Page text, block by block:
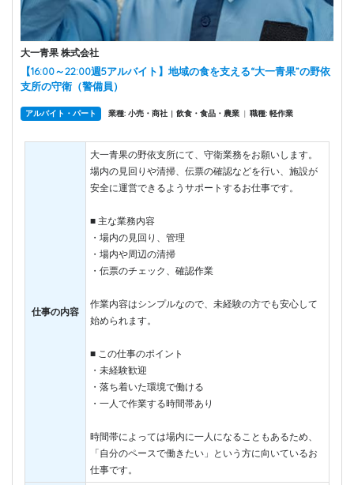
大一青果 株式会社
【16:00～22:00週5アルバイト】地域の食を支える“大一青果”の野依
支所の守衛（警備員）
アルバイト・パート 業種: 小売・商社 | 飲食・食品・農業 | 職種: 軽作業
仕事の内容
大一青果の野依支所にて、守衛業務をお願いします。
場内の見回りや清掃、伝票の確認などを行い、施設が
安全に運営できるようサポートするお仕事です。
■ 主な業務内容
・場内の見回り、管理
・場内や周辺の清掃
・伝票のチェック、確認作業
作業内容はシンプルなので、未経験の方でも安心して
始められます。
■ この仕事のポイント
・未経験歓迎
・落ち着いた環境で働ける
・一人で作業する時間帯あり
時間帯によっては場内に一人になることもあるため、
「自分のペースで働きたい」という方に向いているお
仕事です。